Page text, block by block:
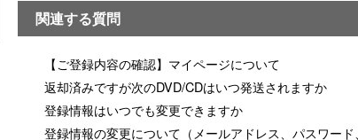
関連する質問
【ご登録内容の確認】マイページについて
返却済みですが次のDVD/CDはいつ発送されますか
登録情報はいつでも変更できますか
登録情報の変更について（メールアドレス、パスワー